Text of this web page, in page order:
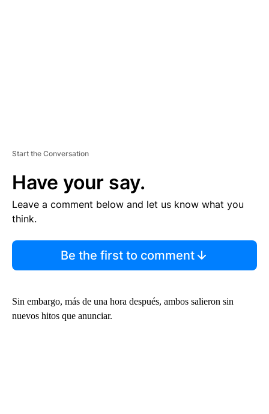
Start the Conversation
Have your say.
Leave a comment below and let us know what you
think.
Be the first to comment
Sin embargo, más de una hora después, ambos salieron sin
nuevos hitos que anunciar.